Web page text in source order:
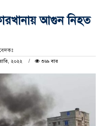
আগুন নিহত
২০২২
৩৬৯ বার